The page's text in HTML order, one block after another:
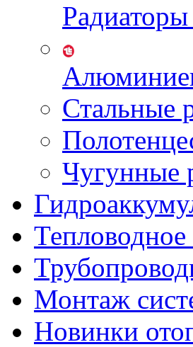
Стальные
Чугунные
Тепловодное
Монтаж
Новинки